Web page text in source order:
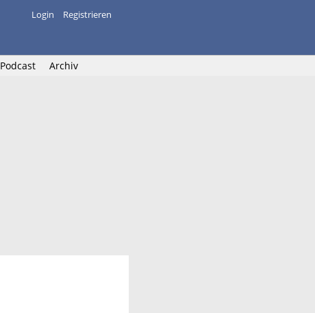
Login Registrieren
Podcast Archiv